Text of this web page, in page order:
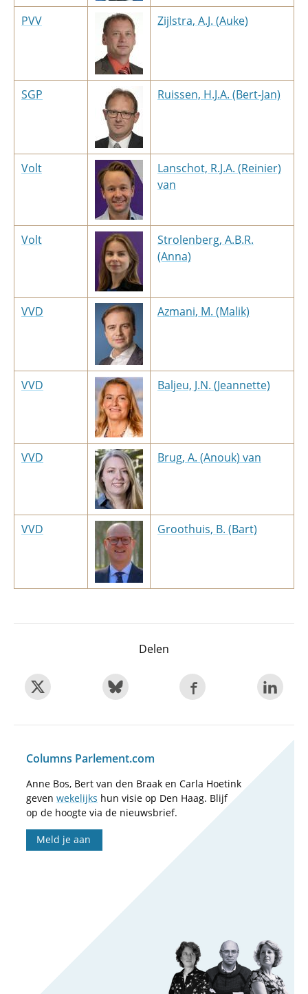
PVV Zijlstra, A.J. (Auke)
SGP Ruissen, H.J.A. (Bert-Jan)
Volt
Lanschot, R.J.A. (Reinier)
van
Volt
Strolenberg, A.B.R.
(Anna)
VVD Azmani, M. (Malik)
VVD Baljeu, J.N. (Jeannette)
VVD Brug, A. (Anouk) van
VVD Groothuis, B. (Bart)
Delen
Columns Parlement.com
Anne Bos, Bert van den Braak en Carla Hoetink
geven wekelijks hun visie op Den Haag. Blijf
op de hoogte via de nieuwsbrief.
Meld je aan